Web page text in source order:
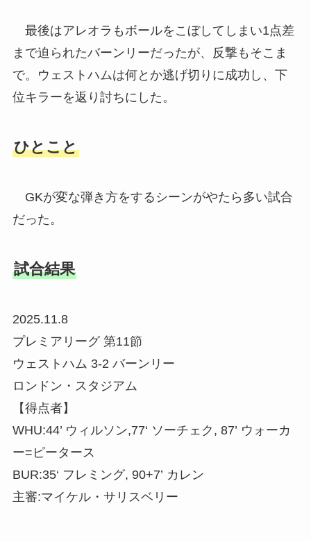
最後はアレオラもボールをこぼしてしまい1点差
まで迫られたバーンリーだったが、反撃もそこま
で。ウェストハムは何とか逃げ切りに成功し、下
位キラーを返り討ちにした。
ひとこと
GKが変な弾き方をするシーンがやたら多い試合
だった。
試合結果
2025.11.8
プレミアリーグ 第11節
ウェストハム 3-2 バーンリー
ロンドン・スタジアム
【得点者】
WHU:44’ ウィルソン,77‘ ソーチェク, 87’ ウォーカ
ー=ピータース
BUR:35‘ フレミング, 90+7’ カレン
主審:マイケル・サリスベリー